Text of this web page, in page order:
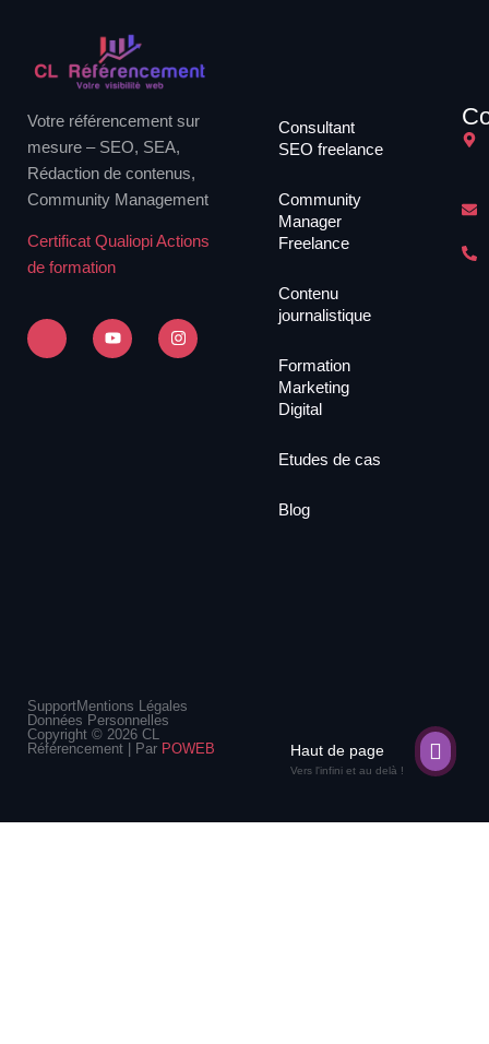
Votre référencement sur
mesure – SEO, SEA,
Rédaction de contenus,
Community Management
Certificat Qualiopi Actions
de formation
Consultant
SEO freelance
Community
Manager
Freelance
Contenu
journalistique
Formation
Marketing
Digital
Etudes de cas
Blog
SupportMentions Légales
Données Personnelles
Copyright © 2026 CL
Référencement | Par POWEB Haut de page
Vers l'infini et au delà !